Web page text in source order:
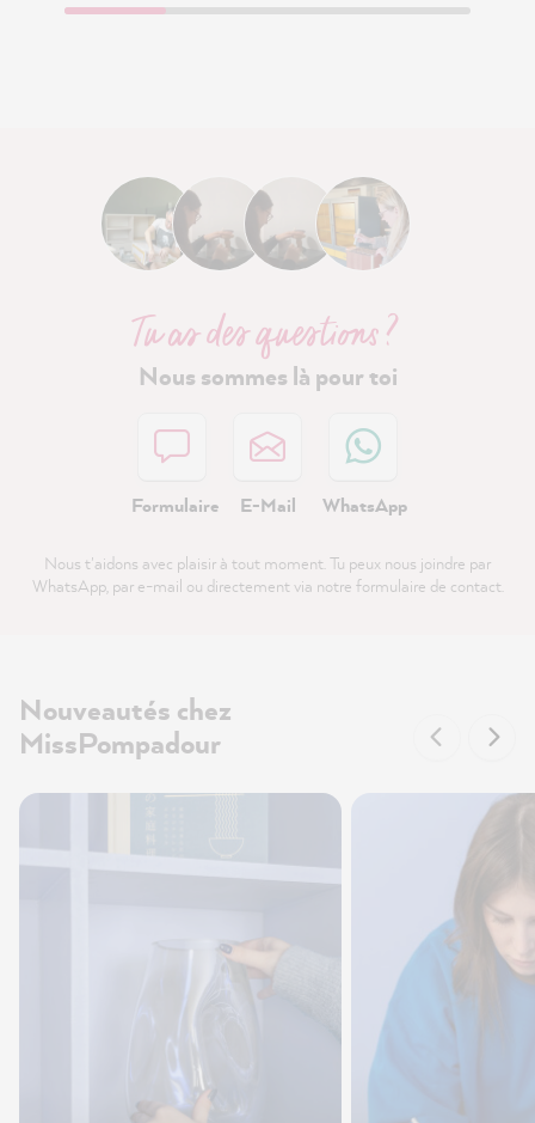
Tu as des questions ?
Nous sommes là pour toi
Formulaire E-Mail WhatsApp
Nous t'aidons avec plaisir à tout moment. Tu peux nous joindre par
WhatsApp, par e-mail ou directement via notre formulaire de contact.
Nouveautés chez
MissPompadour